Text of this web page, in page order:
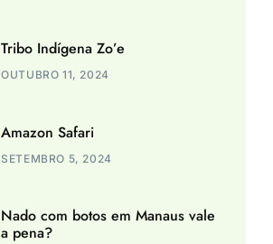
Tribo Indígena Zo’e
OUTUBRO 11, 2024
Amazon Safari
SETEMBRO 5, 2024
Nado com botos em Manaus vale
a pena?